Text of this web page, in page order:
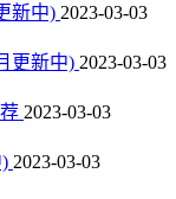
新中) 2023-03-03
更新中) 2023-03-03
2023-03-03
2023-03-03